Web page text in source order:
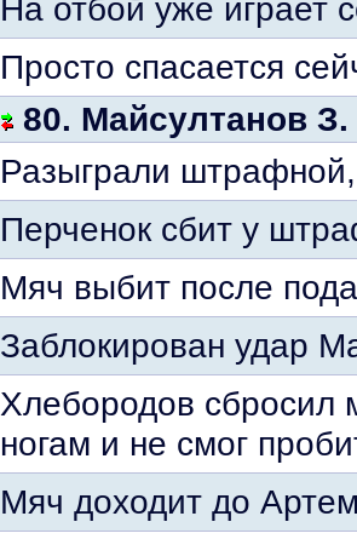
На отбой уже играет
Просто спасается
80. Майсултанов
Разыграли
Перченок сбит у
Мяч выбит после
Заблокирован удар
Хлебородов сбросил
ногам и не смог
Мяч доходит до